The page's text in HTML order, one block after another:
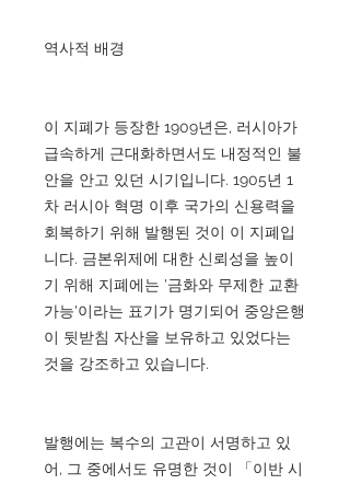
역사적 배경
이 지폐가 등장한 1909년은, 러시아가
급속하게 근대화하면서도 내정적인 불
안을 안고 있던 시기입니다. 1905년 1
차 러시아 혁명 이후 국가의 신용력을
회복하기 위해 발행된 것이 이 지폐입
니다. 금본위제에 대한 신뢰성을 높이
기 위해 지폐에는 '금화와 무제한 교환
가능'이라는 표기가 명기되어 중앙은행
이 뒷받침 자산을 보유하고 있었다는
것을 강조하고 있습니다.
발행에는 복수의 고관이 서명하고 있
어, 그 중에서도 유명한 것이 「이반 시